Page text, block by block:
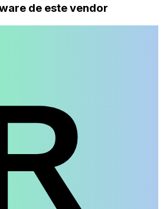
de este vendor